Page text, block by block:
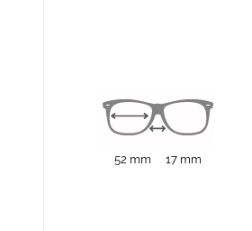
52 mm 17 mm